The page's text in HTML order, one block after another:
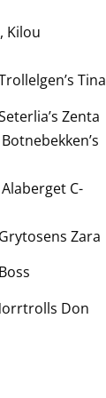
Kilou
Tina
Zenta
C-
Zara
Don